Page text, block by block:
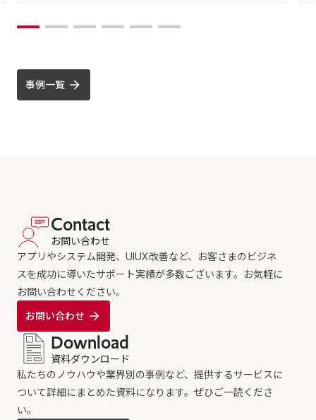
事例一覧
Contact
お問い合わせ
アプリやシステム開発、UIUX改善など、お客さまのビジネ
スを成功に導いたサポート実績が多数ございます。お気軽に
お問い合わせください。
お問い合わせ
Download
資料ダウンロード
私たちのノウハウや業界別の事例など、提供するサービスに
ついて詳細にまとめた資料になります。ぜひご一読くださ
い。